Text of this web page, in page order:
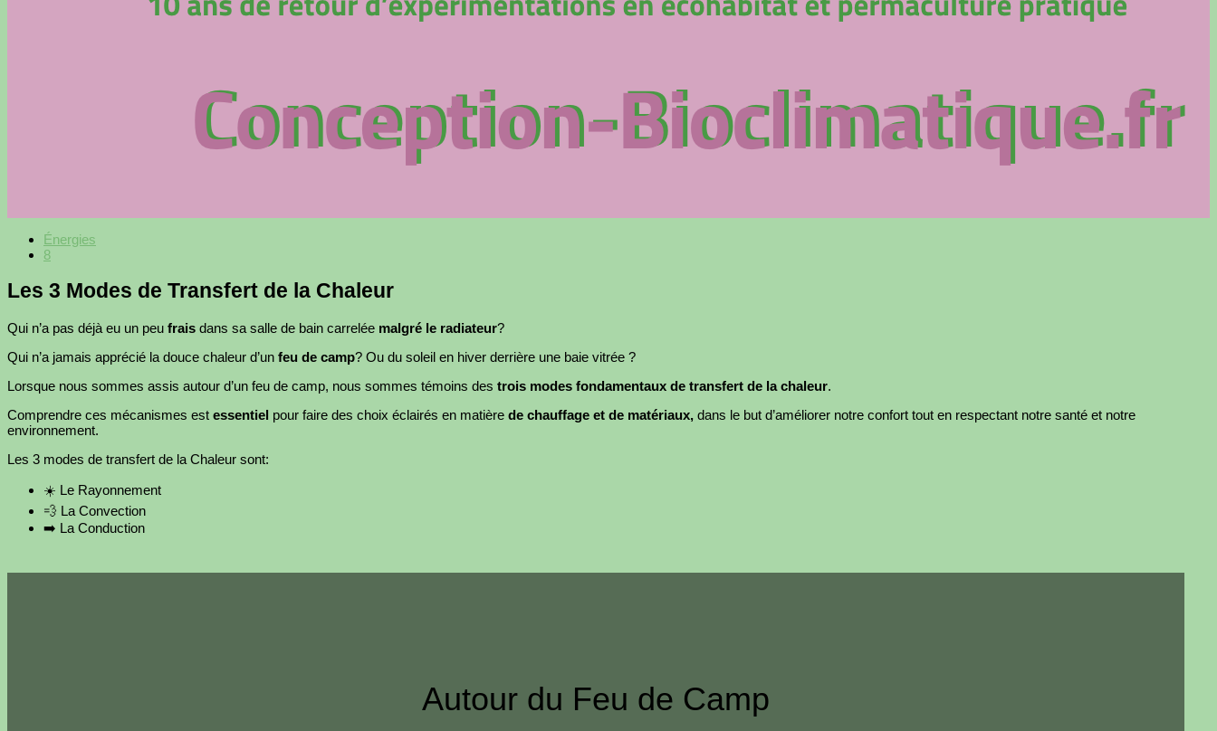
Énergies
8
Les 3 Modes de Transfert de la Chaleur
Qui n’a pas déjà eu un peu frais dans sa salle de bain carrelée malgré le radiateur?
Qui n’a jamais apprécié la douce chaleur d’un feu de camp? Ou du soleil en hiver derrière une baie vitrée ?
Lorsque nous sommes assis autour d’un feu de camp, nous sommes témoins des trois modes fondamentaux de transfert de la chaleur.
Comprendre ces mécanismes est essentiel pour faire des choix éclairés en matière de chauffage et de matériaux, dans le but d’améliorer notre confort tout en respectant notre santé et notre
environnement.
Les 3 modes de transfert de la Chaleur sont:
☀️ Le Rayonnement
💨 La Convection
➡️ La Conduction
Autour du Feu de Camp